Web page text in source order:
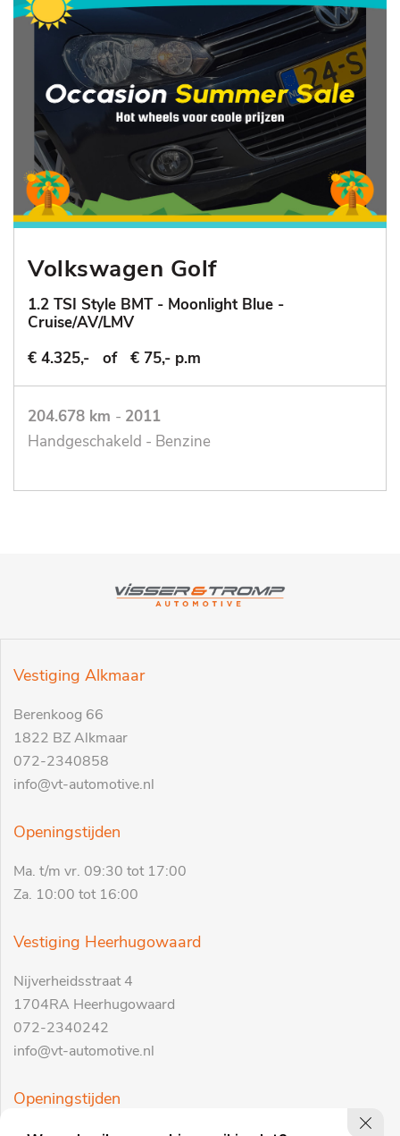
Volkswagen Golf
1.2 TSI Style BMT - Moonlight Blue -
Cruise/AV/LMV
€ 4.325,-
of € 75,- p.m
204.678 km - 2011
Handgeschakeld - Benzine
Vestiging Alkmaar
Berenkoog 66
1822 BZ Alkmaar
072-2340858
info@vt-automotive.nl
Openingstijden
Ma. t/m vr. 09:30 tot 17:00
Za. 10:00 tot 16:00
Vestiging Heerhugowaard
Nijverheidsstraat 4
1704RA Heerhugowaard
072-2340242
info@vt-automotive.nl
Openingstijden